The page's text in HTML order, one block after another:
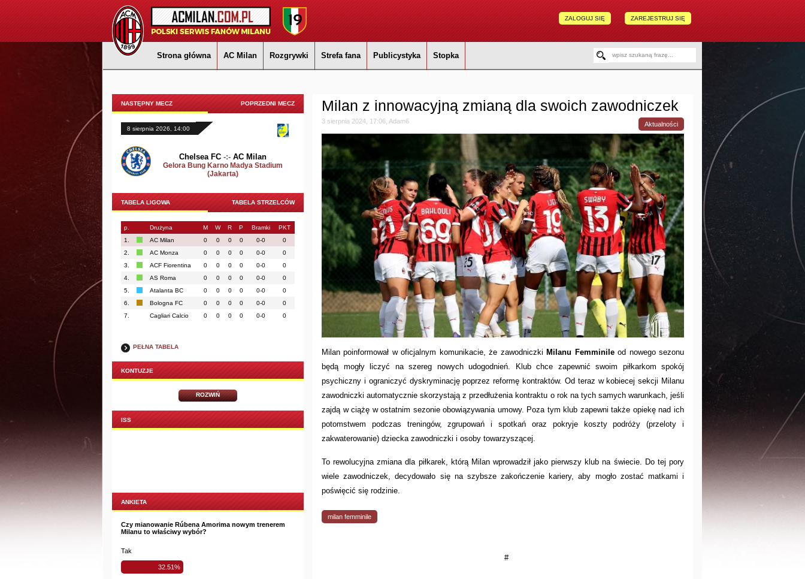
ZAREJESTRUJ SIĘ
ZALOGUJ SIĘ
Strona główna AC Milan Rozgrywki Strefa fana Publicystyka Stopka
NASTĘPNY MECZ POPRZEDNI MECZ
8 sierpnia 2026, 14:00
Chelsea FC -:- AC Milan
Gelora Bung Karno Madya Stadium
(Jakarta)
TABELA LIGOWA TABELA STRZELCÓW
p. Drużyna M W R P Bramki
PKT
1.
AC Milan 0 0 0 0 0-0
0
2.
AC Monza 0 0 0 0 0-0
0
3.
ACF Fiorentina 0 0 0 0 0-0
0
4.
AS Roma 0 0 0 0 0-0
0
5.
Atalanta BC 0 0 0 0 0-0
0
6.
Bologna FC 0 0 0 0 0-0
0
7.
Cagliari Calcio 0 0 0 0 0-0 0
PEŁNA TABELA
KONTUZJE
ROZWIŃ
ISS
ANKIETA
Czy mianowanie Rúbena Amorima nowym trenerem
Milanu to właściwy wybór?
Tak
32.51%
Milan z innowacyjną zmianą dla swoich zawodniczek
3 sierpnia 2024, 17:06, Adam6 Aktualności
Milan poinformował w oficjalnym komunikacie, że zawodniczkiMilanu Femminileod nowego sezonu
będą mogły liczyć na szereg nowych udogodnień. Klub chce zapewnić swoim piłkarkom spokój
psychiczny i ograniczyć dyskryminację poprzez reformę kontraktów. Od teraz w kobiecej sekcji Milanu
zawodniczki automatycznie skorzystają z przedłużenia kontraktu o rok na tych samych warunkach, jeśli
zajdą w ciążę w ostatnim sezonie obowiązywania umowy. Poza tym klub zapewni także opiekę nad ich
potomstwem podczas treningów, zgrupowań i spotkań oraz pokryje koszty podróży (przeloty i
zakwaterowanie) dziecka zawodniczki i osoby towarzyszącej.
To rewolucyjna zmiana dla piłkarek, którą Milan wprowadził jako pierwszy klub na świecie. Do tej pory
wiele zawodniczek, decydowało się na szybsze zakończenie kariery, aby mogło zostać matkami i
poświęcić się rodzinie.
milan femminile
#